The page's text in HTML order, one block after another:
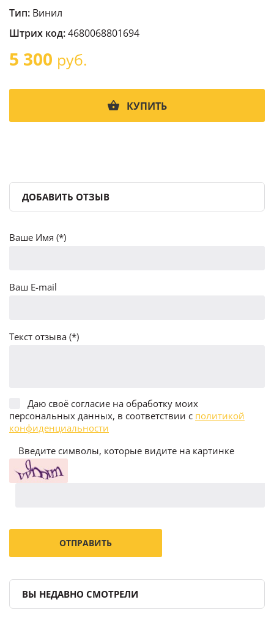
Тип: Винил
Штрих код:4680068801694
5 300 руб.
КУПИТЬ
ДОБАВИТЬ ОТЗЫВ
Ваше Имя (*)
Ваш E-mail
Текст отзыва (*)
Даю своё согласие на обработку моих
персональных данных, в соответствии с политикой
конфиденциальности
Введите символы, которые видите на картинке
ВЫ НЕДАВНО СМОТРЕЛИ